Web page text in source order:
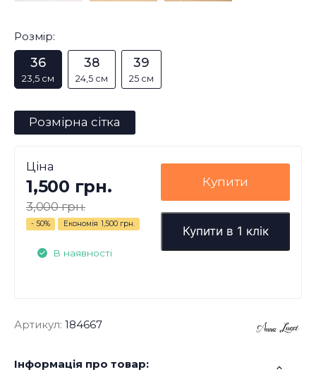
Розмір:
36
23,5 см
38
24,5 см
39
25 см
Розмірна сітка
Ціна
1,500 грн.
3,000 грн.
- 50% Економія 1,500 грн.
В наявності
Купити
Купити в 1 клік
Артикул: 184667
Інформація про товар: